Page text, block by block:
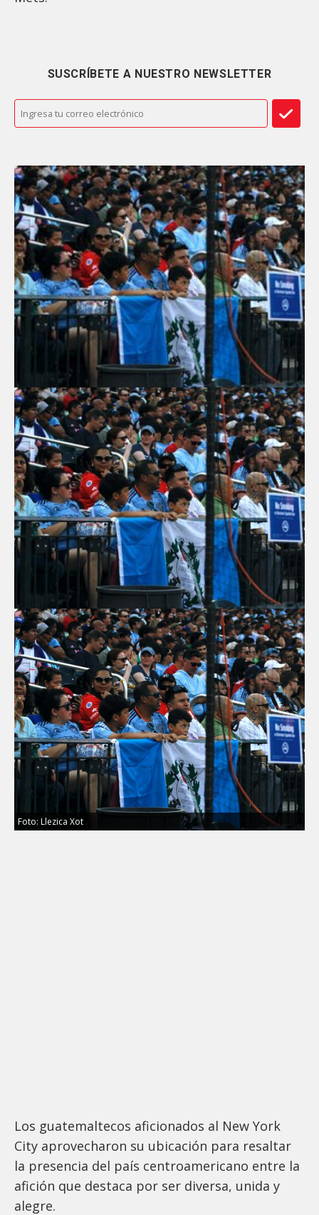
SUSCRÍBETE A NUESTRO NEWSLETTER
Foto: Llezica Xot
Los guatemaltecos aficionados al New York
City aprovecharon su ubicación para resaltar
la presencia del país centroamericano entre la
afición que destaca por ser diversa, unida y
alegre.